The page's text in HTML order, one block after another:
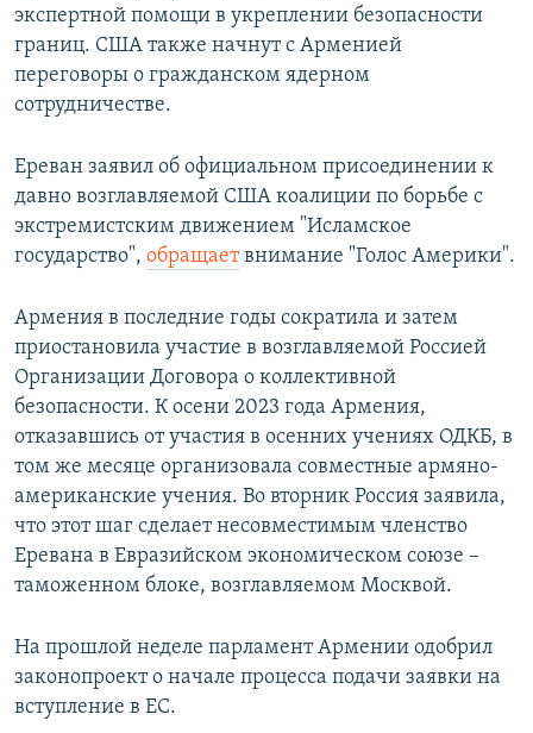
экспертной помощи в укреплении безопасности
границ. США также начнут с Арменией
переговоры о гражданском ядерном
сотрудничестве.
Ереван заявил об официальном присоединении к
давно возглавляемой США коалиции по борьбе с
экстремистским движением "Исламское
государство", обращаетвнимание "Голос Америки".
Армения в последние годы сократила и затем
приостановила участие в возглавляемой Россией
Организации Договора о коллективной
безопасности. К осени 2023 года Армения,
отказавшись от участия в осенних учениях ОДКБ, в
том же месяце организовала совместные армяно-
американские учения. Во вторник Россия заявила,
что этот шаг сделает несовместимым членство
Еревана в Евразийском экономическом союзе –
таможенном блоке, возглавляемом Москвой.
На прошлой неделе парламент Армении одобрил
законопроект о начале процесса подачи заявки на
вступление в ЕС.